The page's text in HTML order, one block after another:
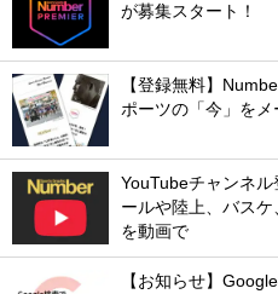
が募集スタート！
【登録無料】
ポーツの「今」をメ
YouTubeチャンネ
ールや陸上、バス
を動画で
【お知らせ】